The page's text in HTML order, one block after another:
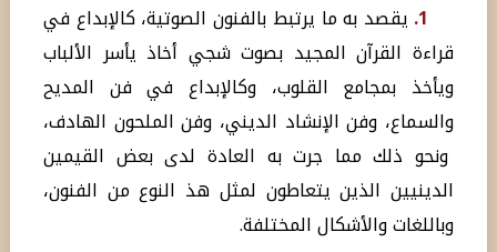
1. يقصد به ما يرتبط بالفنون الصوتية، كالإبداع في
قراءة القرآن المجيد بصوت شجي أخاذ يأسر الألباب
ويأخذ بمجامع القلوب، وكالإبداع في فن المديح
والسماع، وفن الإنشاد الديني، وفن الملحون الهادف،
ونحو ذلك مما جرت به العادة لدى بعض القيمين
الدينيين الذين يتعاطون لمثل هذ النوع من الفنون،
وباللغات والأشكال المختلفة.